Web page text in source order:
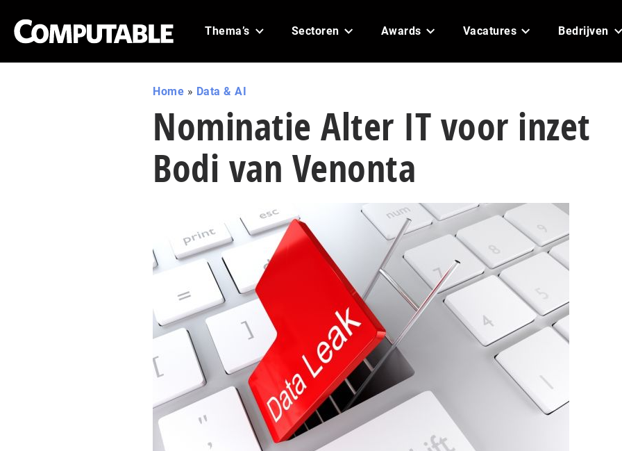
Thema’s Sectoren Awards Vacatures Bedrijven
Home » Data & AI
Nominatie Alter IT voor inzet
Bodi van Venonta